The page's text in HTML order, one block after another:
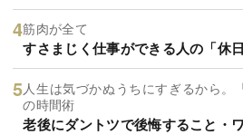
筋肉が全て
すさまじく仕事ができる人の「休
人生は気づかぬうちにすぎるから。
の時間術
老後にダントツで後悔すること・